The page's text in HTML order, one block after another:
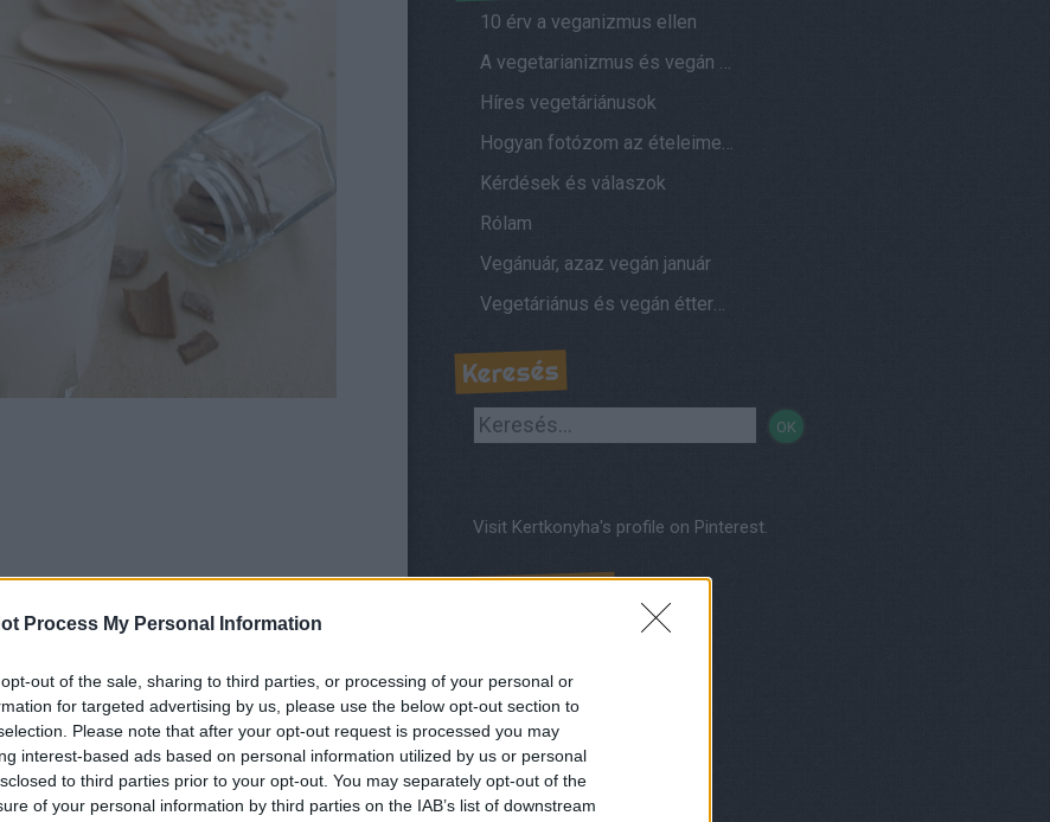
Process My Personal Information
out of the sale, sharing to third parties, or processing of your personal or
for targeted advertising by us, please use the below opt-out section to
Please note that after your opt-out request is processed you may
interest-based ads based on personal information utilized by us or personal
to third parties prior to your opt-out. You may separately opt-out of the
of your personal information by third parties on the IAB’s list of downstream
SZÓLJ HOZZÁ
10 érv a veganizmus ellen
A vegetarianizmus és vegán életmód elterjedtsége
Híres vegetáriánusok
Hogyan fotózom az ételeimet?
Kérdések és válaszok
Rólam
Vegánuár, azaz vegán január
Vegetáriánus és vegán éttermek, házhozszállítás
Keresés
Visit Kertkonyha's profile on Pinterest.